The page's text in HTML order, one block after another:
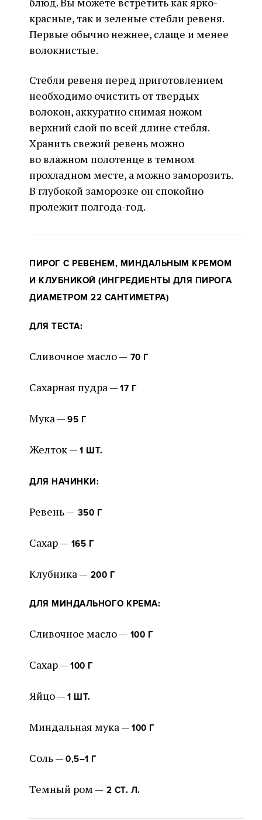
красные, так и зеленые стебли ревеня.
Первые обычно нежнее, слаще и менее
волокнистые.
Стебли ревеня перед приготовлением
необходимо очистить от твердых
волокон, аккуратно снимая ножом
верхний слой по всей длине стебля.
Хранить свежий ревень можно
во влажном полотенце в темном
прохладном месте, а можно заморозить.
В глубокой заморозке он спокойно
пролежит полгода-год.
ПИРОГ С РЕВЕНЕМ, МИНДАЛЬНЫМ КРЕМОМ
И КЛУБНИКОЙ (ИНГРЕДИЕНТЫ ДЛЯ ПИРОГА
ДИАМЕТРОМ 22 САНТИМЕТРА)
ДЛЯ ТЕСТА:
Сливочное масло — 70 Г
Сахарная пудра — 17 Г
Мука — 95 Г
Желток — 1 ШТ.
ДЛЯ НАЧИНКИ:
Ревень — 350 Г
Сахар — 165 Г
Клубника — 200 Г
ДЛЯ МИНДАЛЬНОГО КРЕМА:
Сливочное масло — 100 Г
Сахар — 100 Г
Яйцо — 1 ШТ.
Миндальная мука — 100 Г
Соль — 0,5–1 Г
Темный ром — 2 СТ. Л.